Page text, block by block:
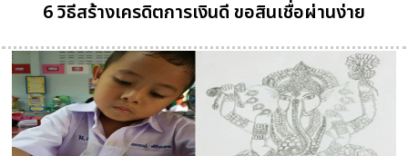
6 วิธีสร้างเครดิตการเงินดี ขอสินเชื่อผ่านง่าย